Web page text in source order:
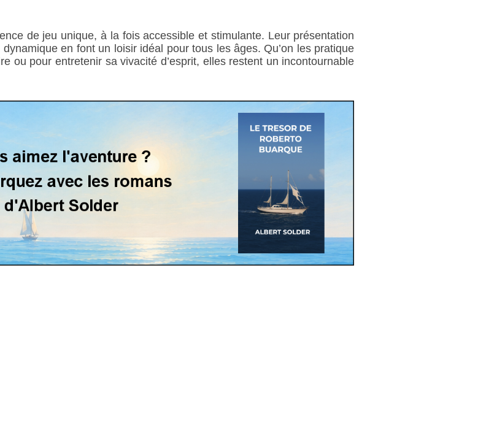
de jeu unique, à la fois accessible et stimulante. Leur présentation
en font un loisir idéal pour tous les âges. Qu’on les pratique
ou pour entretenir sa vivacité d’esprit, elles restent un incontournable